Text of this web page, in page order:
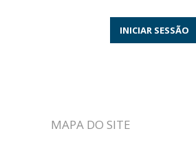
INICIAR SESSÃO
MAPA DO SITE